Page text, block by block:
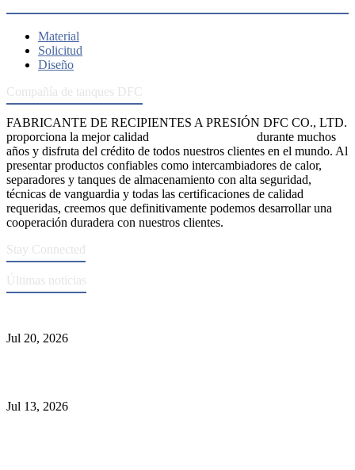
Material
Solicitud
Diseño
Compañía de tanques DFC
FABRICANTE DE RECIPIENTES A PRESIÓN DFC CO., LTD.
proporciona la mejor calidad
durante muchos
años y disfruta del crédito de todos nuestros clientes en el mundo. Al
presentar productos confiables como intercambiadores de calor,
separadores y tanques de almacenamiento con alta seguridad,
técnicas de vanguardia y todas las certificaciones de calidad
requeridas, creemos que definitivamente podemos desarrollar una
cooperación duradera con nuestros clientes.
Stay Connected
Últimas noticias
Jul 20, 2026
Jul 13, 2026